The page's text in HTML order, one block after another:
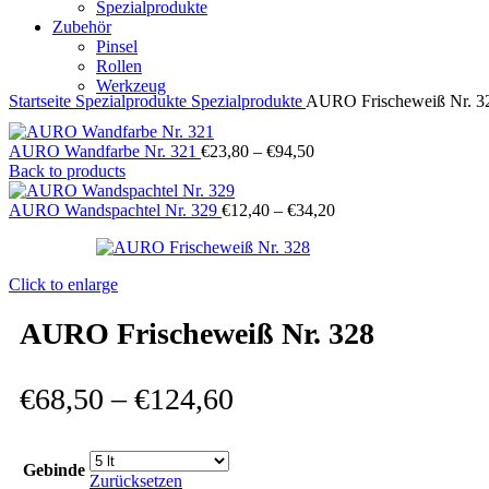
Spezialprodukte
Zubehör
Pinsel
Rollen
Werkzeug
Startseite Spezialprodukte Spezialprodukte AURO Frischeweiß Nr.
AURO Wandfarbe Nr. 321 €23,80 – €94,50
Back to products
AURO Wandspachtel Nr. 329 €12,40 – €34,20
Click to enlarge
AURO Frischeweiß Nr. 328
€68,50 –€124,60
Gebinde
Zurücksetzen